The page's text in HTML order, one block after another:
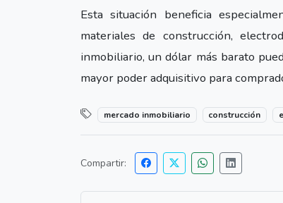
Esta situación beneficia
materiales de construcción,
inmobiliario, un dólar más barato
mayor poder adquisitivo para
mercado inmobiliario construcción
Compartir: